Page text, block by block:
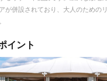
が併設されており、大人のための
イント